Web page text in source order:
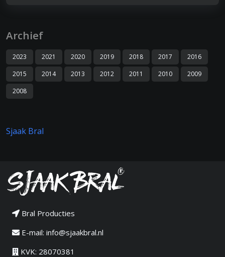
Archief
2023 2021 2020 2019 2018 2017
2016
2015
2014 2013 2012 2011 2010
2009
2008
Sjaak Bral
Bral Producties
E-mail: info@sjaakbral.nl
KVK: 28070381